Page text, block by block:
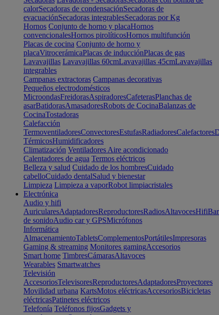
calorSecadoras de condensaciónSecadoras de
evacuaciónSecadoras integrablesSecadoras por Kg
Hornos Conjunto de horno y placaHornos
convencionalesHornos pirolíticosHornos multifunción
Placas de cocina Conjunto de horno y
placaVitrocerámicaPlacas de inducciónPlacas de gas
Lavavajillas Lavavajillas 60cmLavavajillas 45cmLavavajillas
integrables
Campanas extractoras Campanas decorativas
Pequeños electrodomésticos
MicroondasFreidorasAspiradoresCafeterasPlanchas de
asarBatidorasAmasadoresRobots de CocinaBalanzas de
CocinaTostadoras
Calefacción
TermoventiladoresConvectoresEstufasRadiadoresCalefactores
TérmicosHumidificadores
Climatización Ventiladores Aire acondicionado
Calentadores de agua Termos eléctricos
Belleza y salud Cuidado de los hombresCuidado
cabelloCuidado dentalSalud y bienestar
Limpieza Limpieza a vaporRobot limpiacristales
Electrónica
Audio y hifi
AuricularesAdaptadoresReproductoresRadiosAltavocesHifi
de sonidoAudio car y GPSMicrófonos
Informática
AlmacenamientoTabletsComplementosPortátilesImpresoras
Gaming & streaming Monitores gamingAccesorios
Smart home TimbresCámarasAltavoces
Wearables Smartwatches
Televisión
AccesoriosTelevisoresReproductoresAdaptadoresProyectores
Movilidad urbana KartsMotos eléctricasAccesoriosBicicletas
eléctricasPatinetes eléctricos
Telefonía Teléfonos fijosGadgets y